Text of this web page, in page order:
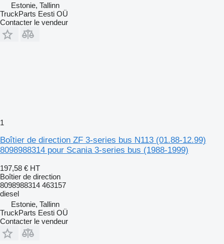
Estonie, Tallinn
TruckParts Eesti OÜ
Contacter le vendeur
1
Boîtier de direction ZF 3-series bus N113 (01.88-12.99)
8098988314 pour Scania 3-series bus (1988-1999)
197,58 € HT
Boîtier de direction
8098988314 463157
diesel
Estonie, Tallinn
TruckParts Eesti OÜ
Contacter le vendeur